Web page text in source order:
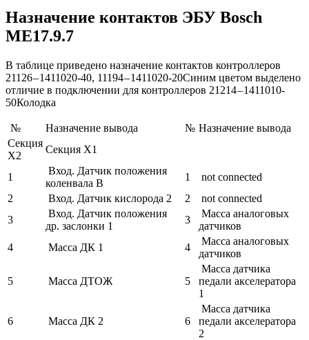
Назначение контактов ЭБУ Bosch
ME17.9.7
В таблице приведено назначение контактов контроллеров
21126 – 1411020-40, 11194 – 1411020-20Синим цветом выделено
отличие в подключении для контроллеров 21214 – 1411010-
50Колодка
№ Назначение вывода № Назначение вывода
Секция
X2
Секция X1
1
Вход. Датчик положения
коленвала B
1
not connected
2
Вход. Датчик кислорода 2 2
not connected
3
Вход. Датчик положения
др. заслонки 1
3
Масса аналоговых
датчиков
4
Масса ДК 1 4
Масса аналоговых
датчиков
5 Масса ДТОЖ 5
Масса датчика
педали акселератора
1
6 Масса ДК 2 6
Масса датчика
педали акселератора
2